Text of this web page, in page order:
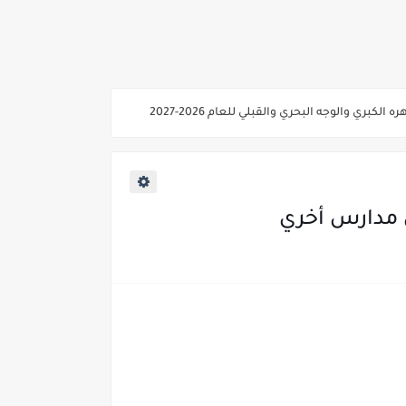
«البشرى»
من غدامدارس أخري